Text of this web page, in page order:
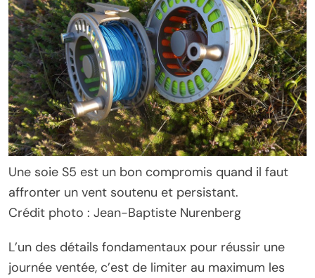
Une soie S5 est un bon compromis quand il faut
affronter un vent soutenu et persistant.
Crédit photo : Jean-Baptiste Nurenberg
L’un des détails fondamentaux pour réussir une
journée ventée, c’est de limiter au maximum les